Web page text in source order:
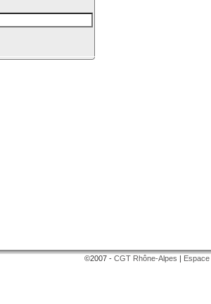
©2007 - CGT Rhône-Alpes |